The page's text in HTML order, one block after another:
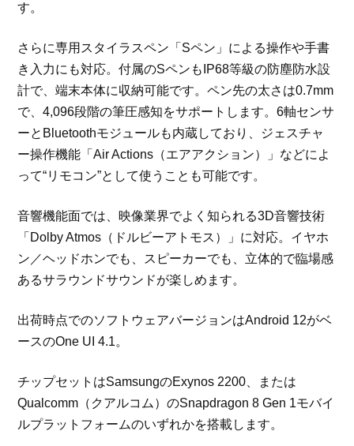
す。
さらに専用スタイラスペン「Sペン」による操作や手書
き入力にも対応。付属のSペンもIP68等級の防塵防水設
計で、端末本体に収納可能です。ペン先の太さは0.7mm
で、4,096段階の筆圧感知をサポートします。6軸センサ
ーとBluetoothモジュールも内蔵しており、ジェスチャ
ー操作機能「Air Actions（エアアクション）」などによ
って“リモコン”として使うことも可能です。
音響機能面では、映像業界でよく知られる3D音響技術
「Dolby Atmos（ドルビーアトモス）」に対応。イヤホ
ン／ヘッドホンでも、スピーカーでも、立体的で臨場感
あるサラウンドサウンドが楽しめます。
出荷時点でのソフトウェアバージョンはAndroid 12がベ
ースのOne UI 4.1。
チップセットはSamsungのExynos 2200、または
Qualcomm（クアルコム）のSnapdragon 8 Gen 1モバイ
ルプラットフォームのいずれかを搭載します。